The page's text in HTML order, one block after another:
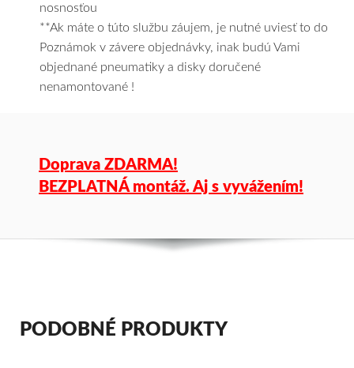
nosnosťou
**Ak máte o túto službu záujem, je nutné uviesť to do
Poznámok v závere objednávky, inak budú Vami
objednané pneumatiky a disky doručené
nenamontované !
Doprava ZDARMA!
BEZPLATNÁ montáž. Aj s vyvážením!
PODOBNÉ PRODUKTY